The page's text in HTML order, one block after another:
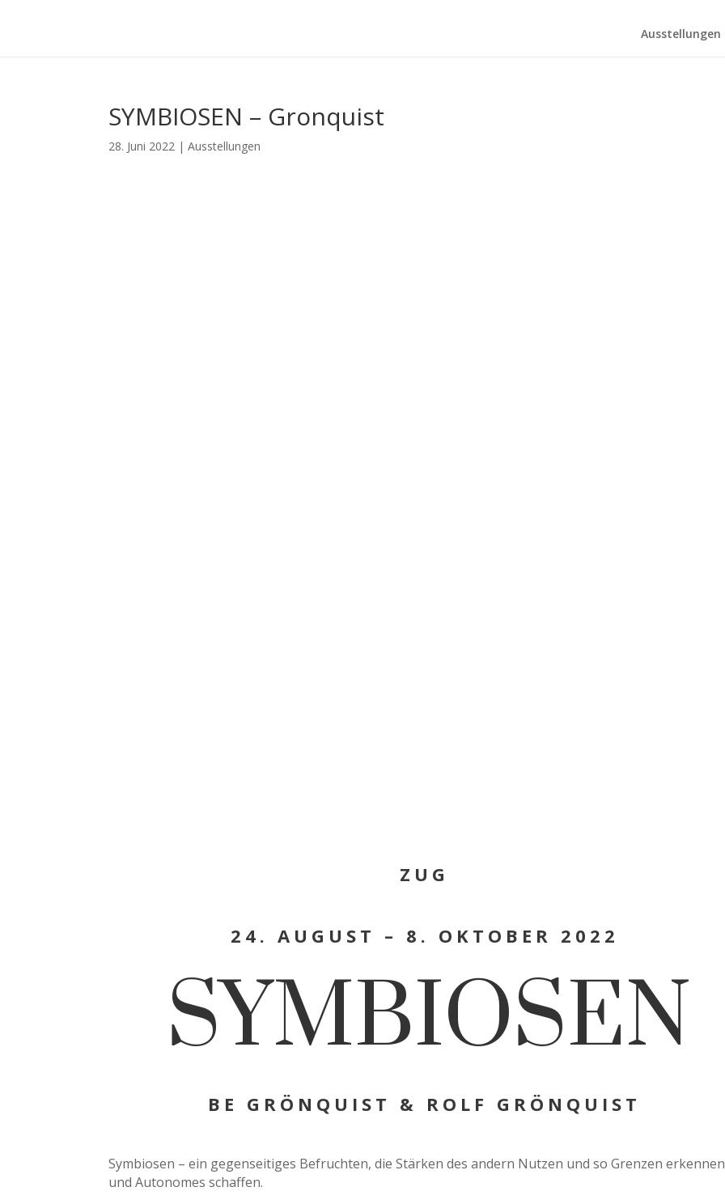
Ausstellungen
SYMBIOSEN – Gronquist
28. Juni 2022 |Ausstellungen
ZUG
24. AUGUST – 8. OKTOBER 2022
SYMBIOSEN
BE GRÖNQUIST & ROLF GRÖNQUIST
Symbiosen – ein gegenseitiges Befruchten, die Stärken des andern Nutzen und so Grenzen erkennen
und Autonomes schaffen.